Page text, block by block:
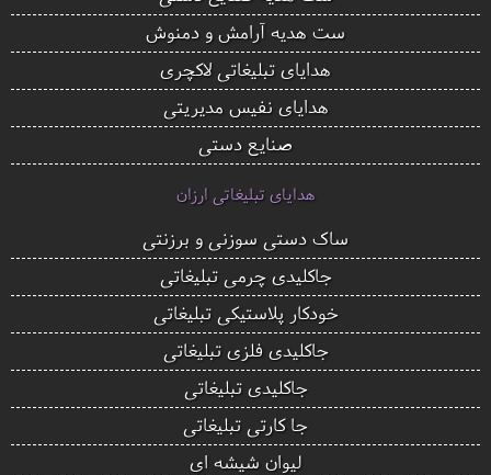
ست هدیه آرامش و دمنوش
هدایای تبلیغاتی لاکچری
هدایای نفیس مدیریتی
صنایع دستی
هدایای تبلیغاتی ارزان
ساک دستی سوزنی و برزنتی
جاکلیدی چرمی تبلیغاتی
خودکار پلاستیکی تبلیغاتی
جاکلیدی فلزی تبلیغاتی
جاکلیدی تبلیغاتی
جا کارتی تبلیغاتی
لیوان شیشه ای